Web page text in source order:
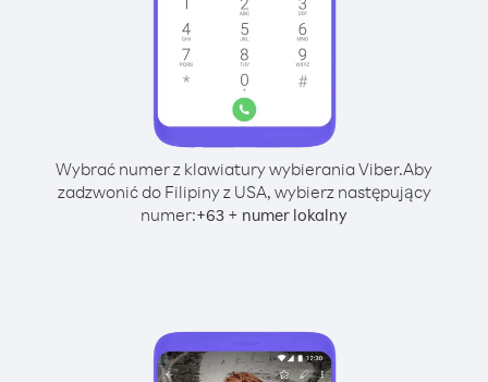
Wybrać numer z klawiatury wybierania Viber.Aby
zadzwonić do Filipiny z USA, wybierz następujący
numer:+63 + numer lokalny